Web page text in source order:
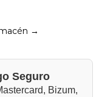
→
Seguro
Bizum,